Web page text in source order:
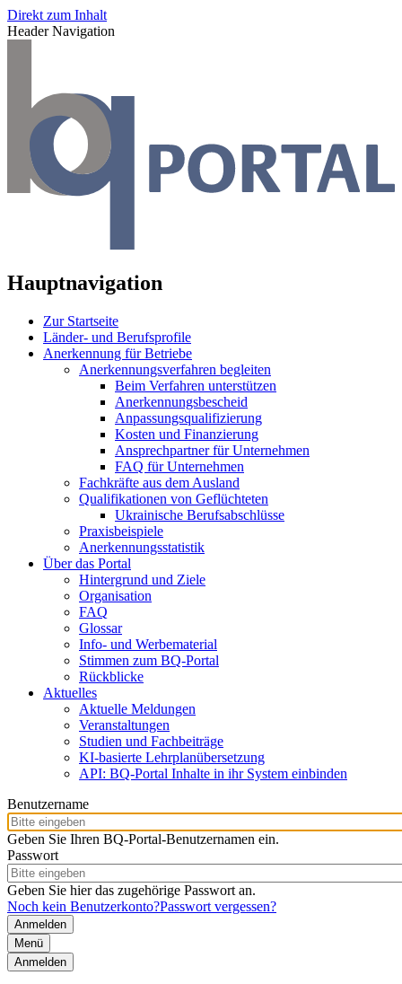
Direkt zum Inhalt
Header Navigation
Hauptnavigation
Zur Startseite
Länder- und Berufsprofile
Anerkennung für Betriebe
Anerkennungsverfahren begleiten
Beim Verfahren unterstützen
Anerkennungsbescheid
Anpassungsqualifizierung
Kosten und Finanzierung
Ansprechpartner für Unternehmen
FAQ für Unternehmen
Fachkräfte aus dem Ausland
Qualifikationen von Geflüchteten
Ukrainische Berufsabschlüsse
Praxisbeispiele
Anerkennungsstatistik
Über das Portal
Hintergrund und Ziele
Organisation
FAQ
Glossar
Info- und Werbematerial
Stimmen zum BQ-Portal
Rückblicke
Aktuelles
Aktuelle Meldungen
Veranstaltungen
Studien und Fachbeiträge
KI-basierte Lehrplanübersetzung
API: BQ-Portal Inhalte in ihr System einbinden
Benutzername
Geben Sie Ihren BQ-Portal-Benutzernamen ein.
Passwort
Geben Sie hier das zugehörige Passwort an.
Noch kein Benutzerkonto?Passwort vergessen?
Menü
Anmelden